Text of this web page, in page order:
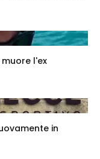
muore l'ex
in